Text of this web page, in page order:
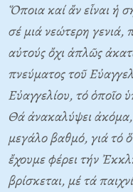
Ὅποια καί ἄν εἶναι ἡ
σέ μιά νεώτερη γενιά,
αὐτούς ὄχι ἁπλῶς
πνεύματος τοῦ
Eὐαγγελίου, τό ὁποῖο
Θά ἀνακαλύψει ἀκόμα,
μεγάλο βαθμό, γιά τό
ἔχουμε φέρει τήν
βρίσκεται, μέ τά